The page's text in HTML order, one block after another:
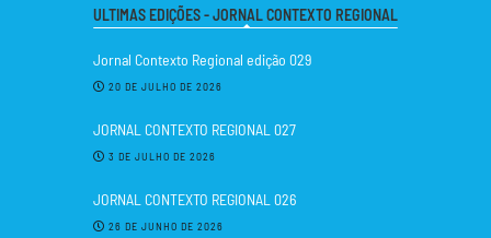
ULTIMAS EDIÇÕES - JORNAL CONTEXTO REGIONAL
Jornal Contexto Regional edição 029
20 DE JULHO DE 2026
JORNAL CONTEXTO REGIONAL 027
3 DE JULHO DE 2026
JORNAL CONTEXTO REGIONAL 026
26 DE JUNHO DE 2026